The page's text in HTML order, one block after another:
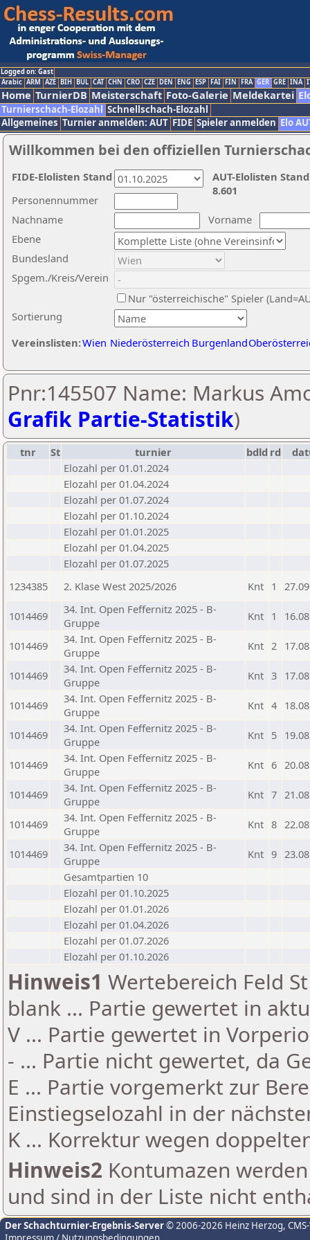
Logged on: Gast
Arabic ARM AZE BIH BUL CAT CHN CRO CZE DEN ENG ESP FAI FIN FRA GER GRE INA
Home TurnierDB Meisterschaft Foto-Galerie Meldekartei
Turnierschach-Elozahl Schnellschach-Elozahl
Allgemeines Turnier anmelden: AUT FIDE Spieler anmelden Elo
Willkommen bei den offiziellen
Nachname
Vorname
Ebene
Sortierung
Personennummer
Bundesland
Spgem./Kreis/Verein
Nur "österreichische" Spieler
Vereinslisten:Wien Niederösterreich Burgenland
AUT-Elolisten
8.601
FIDE-Elolisten Stand
Pnr:145507 Name: Markus
Grafik Partie-Statistik)
tnr St turnier bdld rd
Elozahl per 01.01.2024
Elozahl per 01.04.2024
Elozahl per 01.07.2024
Elozahl per 01.10.2024
Elozahl per 01.01.2025
Elozahl per 01.04.2025
Elozahl per 01.07.2025
1234385
2. Klase West 2025/2026 Knt 1
1014469
34. Int. Open Feffernitz 2025 - B-
Gruppe
Knt 1
1014469
34. Int. Open Feffernitz 2025 - B-
Gruppe
Knt 2
1014469
34. Int. Open Feffernitz 2025 - B-
Gruppe
Knt 3
1014469
34. Int. Open Feffernitz 2025 - B-
Gruppe
Knt 4
1014469
34. Int. Open Feffernitz 2025 - B-
Gruppe
Knt 5
1014469
34. Int. Open Feffernitz 2025 - B-
Gruppe
Knt 6
1014469
34. Int. Open Feffernitz 2025 - B-
Gruppe
Knt 7
1014469
34. Int. Open Feffernitz 2025 - B-
Gruppe
Knt 8
1014469
34. Int. Open Feffernitz 2025 - B-
Gruppe
Knt 9
Gesamtpartien 10
Elozahl per 01.10.2025
Elozahl per 01.01.2026
Elozahl per 01.04.2026
Elozahl per 01.07.2026
Elozahl per 01.10.2026
Hinweis1 Wertebereich Feld
blank ... Partie gewertet in
V ... Partie gewertet in
- ... Partie nicht gewertet, da
E ... Partie vorgemerkt zur
Einstiegselozahl in der
K ... Korrektur wegen
Hinweis2 Kontumazen
und sind in der Liste nicht
Der Schachturnier-Ergebnis-Server© 2006-2026 Heinz Herzog,